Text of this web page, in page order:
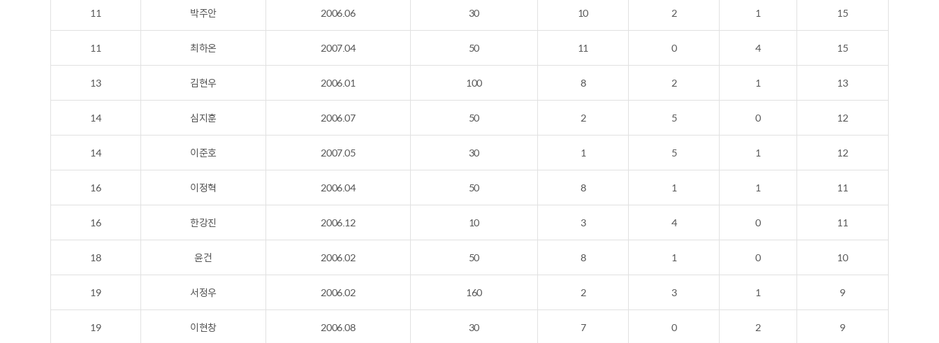
11 박주안 2006.06 30 10 2 1 15
11 최하온 2007.04 50 11 0 4 15
13 김현우 2006.01 100 8 2 1 13
14 심지훈 2006.07 50 2 5 0 12
14 이준호 2007.05 30 1 5 1 12
16 이정혁 2006.04 50 8 1 1 11
16 한강진 2006.12 10 3 4 0 11
18 윤건 2006.02 50 8 1 0 10
19 서정우 2006.02 160 2 3 1 9
19 이현창 2006.08 30 7 0 2 9